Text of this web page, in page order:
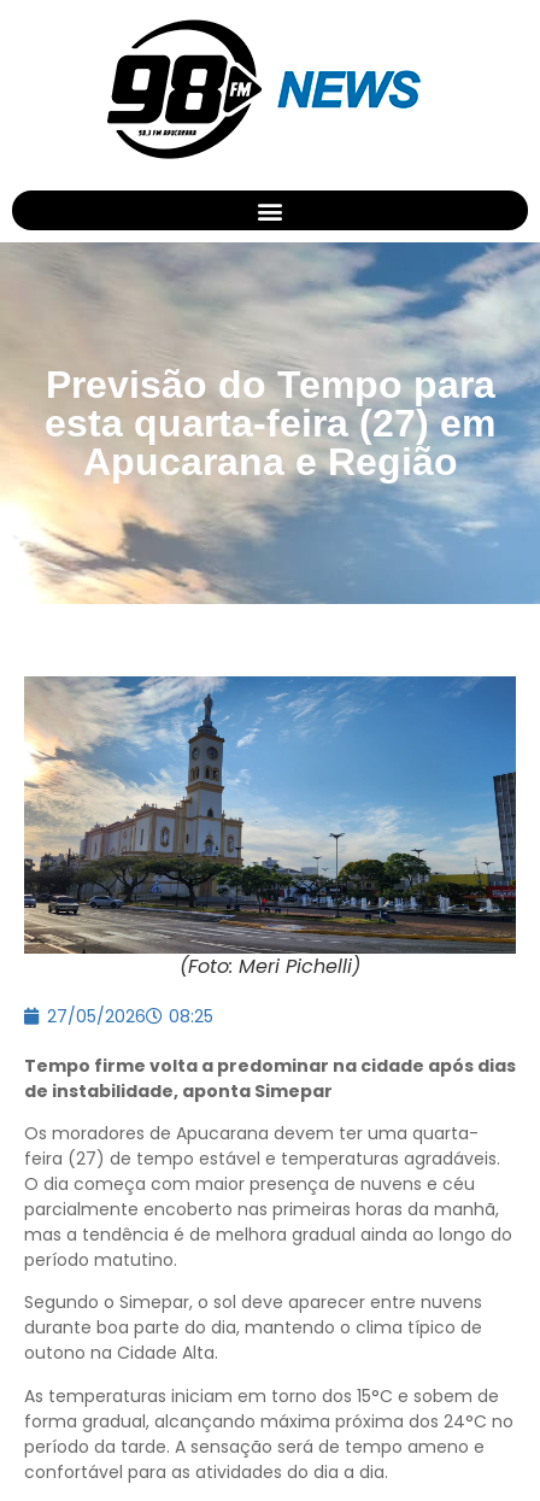
Previsão do Tempo para
esta quarta-feira (27) em
Apucarana e Região
(Foto: Meri Pichelli)
27/05/2026 08:25
Tempo firme volta a predominar na cidade após dias
de instabilidade, aponta Simepar
Os moradores de Apucarana devem ter uma quarta-
feira (27) de tempo estável e temperaturas agradáveis.
O dia começa com maior presença de nuvens e céu
parcialmente encoberto nas primeiras horas da manhã,
mas a tendência é de melhora gradual ainda ao longo do
período matutino.
Segundo o Simepar, o sol deve aparecer entre nuvens
durante boa parte do dia, mantendo o clima típico de
outono na Cidade Alta.
As temperaturas iniciam em torno dos 15°C e sobem de
forma gradual, alcançando máxima próxima dos 24°C no
período da tarde. A sensação será de tempo ameno e
confortável para as atividades do dia a dia.